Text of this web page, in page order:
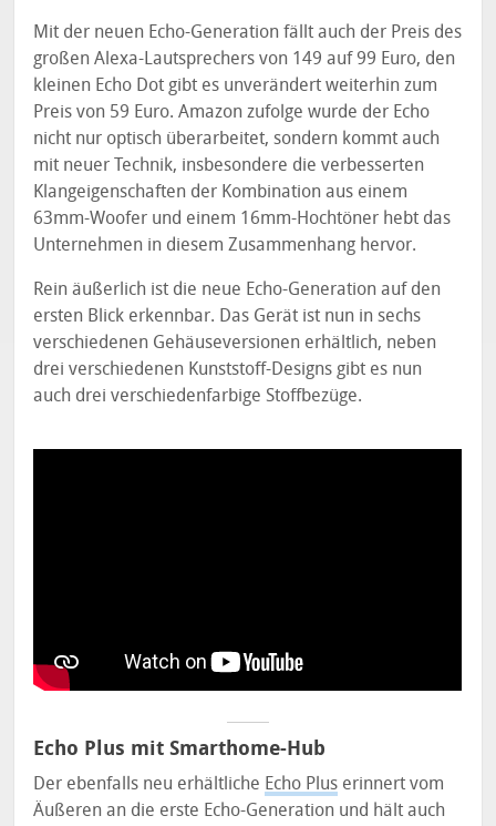
Mit der neuen Echo-Generation fällt auch der Preis des
großen Alexa-Lautsprechers von 149 auf 99 Euro, den
kleinen Echo Dot gibt es unverändert weiterhin zum
Preis von 59 Euro. Amazon zufolge wurde der Echo
nicht nur optisch überarbeitet, sondern kommt auch
mit neuer Technik, insbesondere die verbesserten
Klangeigenschaften der Kombination aus einem
63mm-Woofer und einem 16mm-Hochtöner hebt das
Unternehmen in diesem Zusammenhang hervor.
Rein äußerlich ist die neue Echo-Generation auf den
ersten Blick erkennbar. Das Gerät ist nun in sechs
verschiedenen Gehäuseversionen erhältlich, neben
drei verschiedenen Kunststoff-Designs gibt es nun
auch drei verschiedenfarbige Stoffbezüge.
Echo Plus mit Smarthome-Hub
Der ebenfalls neu erhältliche Echo Plus erinnert vom
Äußeren an die erste Echo-Generation und hält auch